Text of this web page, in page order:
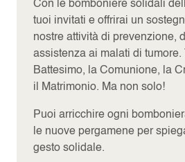
Con le bomboniere solidali
tuoi invitati e offrirai un
nostre attività di prevenzione,
assistenza ai malati di tumore.
Battesimo, la Comunione, la
il Matrimonio. Ma non solo!
Puoi arricchire ogni
le nuove pergamene per
gesto solidale.